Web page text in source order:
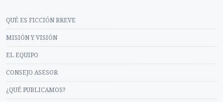
QUÉ ES FICCIÓN BREVE
MISIÓN Y VISIÓN
EL EQUIPO
CONSEJO ASESOR
¿QUÉ PUBLICAMOS?